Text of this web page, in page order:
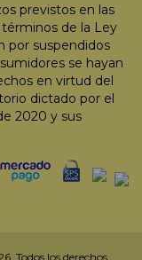
previstos en las
de la Ley
por suspendidos
se hayan
en virtud del
dictado por el
2020 y sus
Todos los derechos